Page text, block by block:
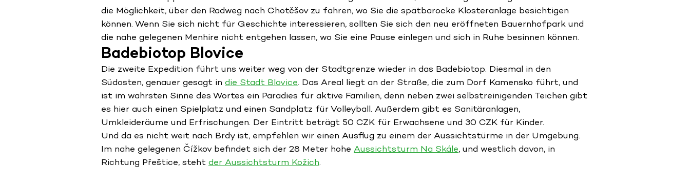
die Möglichkeit, über den Radweg nach Chotěšov zu fahren, wo Sie die spätbarocke Klosteranlage besichtigen
können. Wenn Sie sich nicht für Geschichte interessieren, sollten Sie sich den neu eröffneten Bauernhofpark und
die nahe gelegenen Menhire nicht entgehen lassen, wo Sie eine Pause einlegen und sich in Ruhe besinnen können.
Badebiotop Blovice
Die zweite Expedition führt uns weiter weg von der Stadtgrenze wieder in das Badebiotop. Diesmal in den
Südosten, genauer gesagt in die Stadt Blovice. Das Areal liegt an der Straße, die zum Dorf Kamensko führt, und
ist im wahrsten Sinne des Wortes ein Paradies für aktive Familien, denn neben zwei selbstreinigenden Teichen gibt
es hier auch einen Spielplatz und einen Sandplatz für Volleyball. Außerdem gibt es Sanitäranlagen,
Umkleideräume und Erfrischungen. Der Eintritt beträgt 50 CZK für Erwachsene und 30 CZK für Kinder.
Und da es nicht weit nach Brdy ist, empfehlen wir einen Ausflug zu einem der Aussichtstürme in der Umgebung.
Im nahe gelegenen Čížkov befindet sich der 28 Meter hohe Aussichtsturm Na Skále, und westlich davon, in
Richtung Přeštice, steht der Aussichtsturm Kožich.